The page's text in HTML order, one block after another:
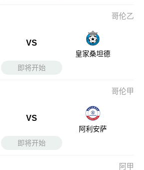
哥伦乙
VS
皇家桑坦德
即将开始
哥伦甲
VS
阿利安萨
即将开始
阿甲